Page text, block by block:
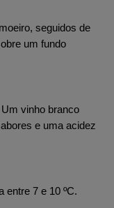
seguidos de
um fundo
vinho branco
e uma acidez
entre 7 e 10 ºC.